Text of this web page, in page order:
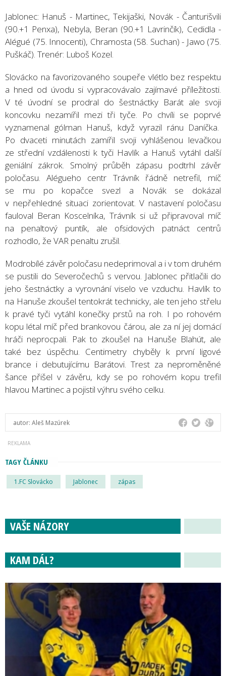
Jablonec: Hanuš - Martinec, Tekijaški, Novák - Čanturišvili
(90.+1 Penxa), Nebyla, Beran (90.+1 Lavrinčík), Cedidla -
Alégué (75. Innocenti), Chramosta (58. Suchan) - Jawo (75.
Puškáč). Trenér: Luboš Kozel.
Slovácko na favorizovaného soupeře vlétlo bez respektu
a hned od úvodu si vypracovávalo zajímavé příležitosti.
V té úvodní se prodral do šestnáctky Barát ale svoji
koncovku nezamířil mezi tři tyče. Po chvíli se poprvé
vyznamenal gólman Hanuš, když vyrazil ránu Daníčka.
Po dvaceti minutách zamířil svoji vyhlášenou levačkou
ze střední vzdálenosti k tyči Havlík a Hanuš vytáhl další
geniální zákrok. Smolný průběh zápasu podtrhl závěr
poločasu. Alégueho centr Trávník řádně netrefil, míč
se mu po kopačce svezl a Novák se dokázal
v nepřehledné situaci zorientovat. V nastavení poločasu
fauloval Beran Koscelníka, Trávník si už připravoval míč
na penaltový puntík, ale ofsidových patnáct centrů
rozhodlo, že VAR penaltu zrušil.
Modrobílé závěr poločasu nedeprimoval a i v tom druhém
se pustili do Severočechů s vervou. Jablonec přitlačili do
jeho šestnáctky a vyrovnání viselo ve vzduchu. Havlík to
na Hanuše zkoušel tentokrát technicky, ale ten jeho střelu
k pravé tyči vytáhl konečky prstů na roh. I po rohovém
kopu létal míč před brankovou čárou, ale za ní jej domácí
hráči neprocpali. Pak to zkoušel na Hanuše Blahút, ale
také bez úspěchu. Centimetry chyběly k první ligové
brance i debutujícímu Barátovi. Trest za neproměněné
šance přišel v závěru, kdy se po rohovém kopu trefil
hlavou Martinec a pojistil výhru svého celku.
autor: Aleš Mazúrek
TAGY ČLÁNKU
1.FC Slovácko Jablonec zápas
VAŠE NÁZORY
KAM DÁL?